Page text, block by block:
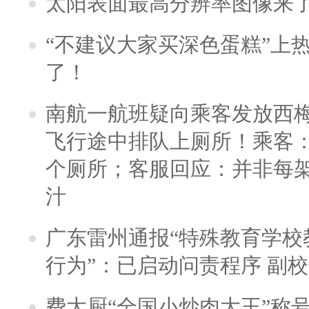
“不建议大家买深色蛋糕”上
了！
南航一航班疑向乘客发放西
飞行途中排队上厕所！乘客
个厕所；客服回应：并非每
汁
广东雷州通报“特殊教育学
行为”：已启动问责程序 副